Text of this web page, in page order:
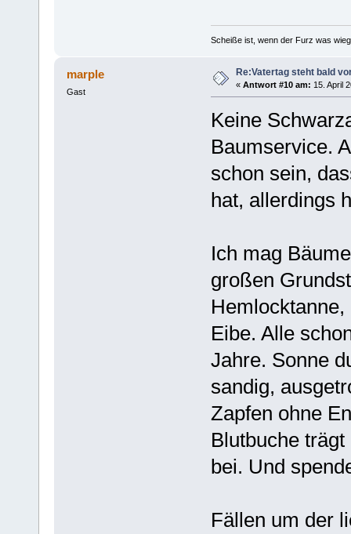
Scheiße ist, wenn der Furz was
marple
Gast
Re:Vatertag steht bald
« Antwort #10 am: 15. April
Keine
Baumservice.
schon sein,
hat, allerdings
Ich mag
großen
Eibe. Alle
Jahre. Sonne
sandig,
Zapfen ohne
Blutbuche
bei. Und
Fällen um der